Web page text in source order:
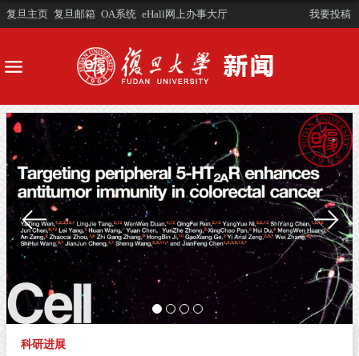
复旦主页 复旦邮箱 OA系统 eHall网上办事大厅 我要投稿
科研进展